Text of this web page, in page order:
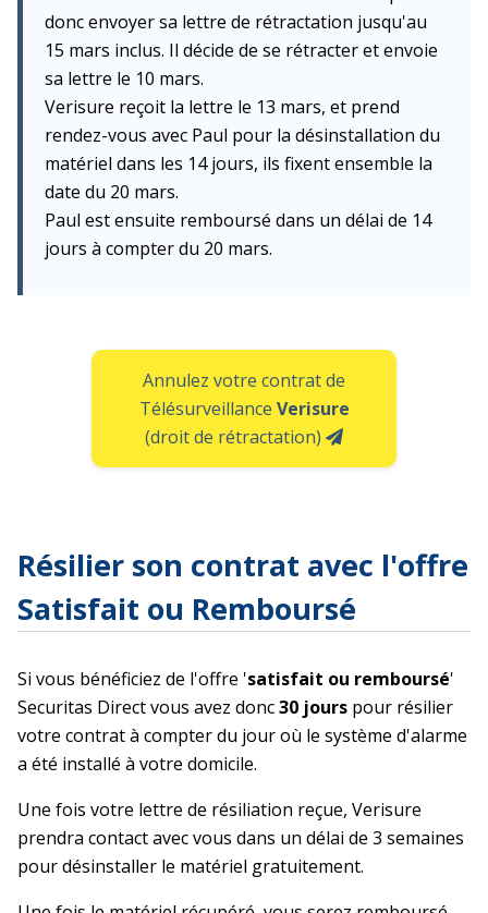
donc envoyer sa lettre de rétractation jusqu'au
15 mars inclus. Il décide de se rétracter et envoie
sa lettre le 10 mars.
Verisure reçoit la lettre le 13 mars, et prend
rendez-vous avec Paul pour la désinstallation du
matériel dans les 14 jours, ils fixent ensemble la
date du 20 mars.
Paul est ensuite remboursé dans un délai de 14
jours à compter du 20 mars.
Annulez votre contrat de
Télésurveillance Verisure
(droit de rétractation)
Résilier son contrat avec l'offre
Satisfait ou Remboursé
Si vous bénéficiez de l'offre 'satisfait ou remboursé'
Securitas Direct vous avez donc30 jours pour résilier
votre contrat à compter du jour où le système d'alarme
a été installé à votre domicile.
Une fois votre lettre de résiliation reçue, Verisure
prendra contact avec vous dans un délai de 3 semaines
pour désinstaller le matériel gratuitement.